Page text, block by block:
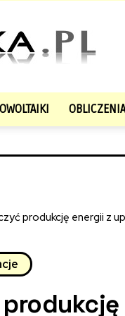
produkcję energii z